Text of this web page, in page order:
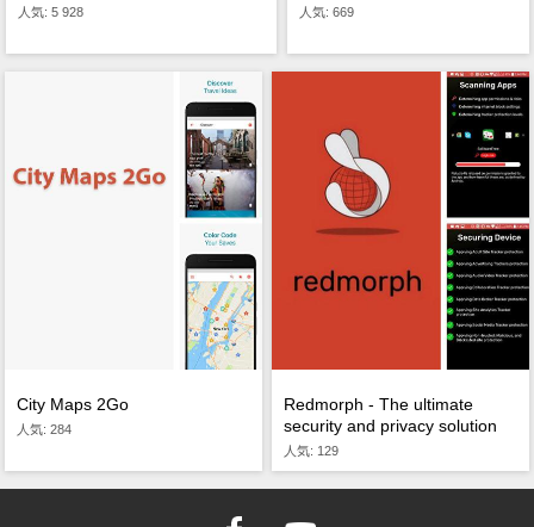
人気: 5 928 人気: 669
City Maps 2Go
人気: 284
Redmorph - The ultimate
security and privacy solution
人気: 129